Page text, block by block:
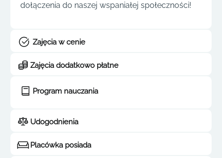
dołączenia do naszej wspaniałej społeczności!
Zajęcia w cenie
Zajęcia dodatkowo płatne
Program nauczania
Udogodnienia
Placówka posiada